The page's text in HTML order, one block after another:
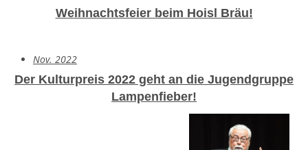
Weihnachtsfeier beim Hoisl Bräu!
Nov. 2022
Der Kulturpreis 2022 geht an die Jugendgruppe
Lampenfieber!